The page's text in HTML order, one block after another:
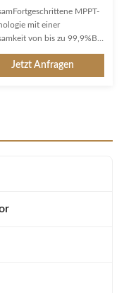
mit CE-IEC-Zertifikat
MPPT-
mit einer
von bis zu 99,9%Bis
Jetzt Anfragen